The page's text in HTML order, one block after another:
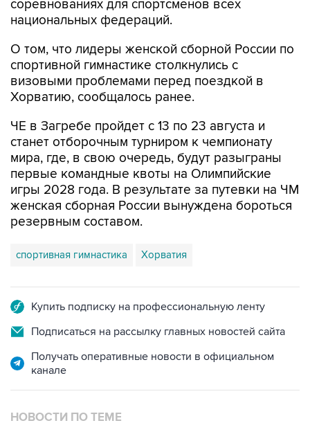
О том, что лидеры женской сборной России по
визовыми проблемами перед поездкой в
Хорватию, сообщалось ранее.
ЧЕ в Загребе пройдет с 13 по 23 августа и
мира, где, в свою очередь, будут разыграны
первые командные квоты на Олимпийские
игры 2028 года. В результате за путевки на ЧМ
женская сборная России вынуждена бороться
резервным составом.
спортивная гимнастика Хорватия
Подписаться на рассылку главных новостей сайта
Получать оперативные новости в официальном
канале
НОВОСТИ ПО ТЕМЕ
7 августа 15:22